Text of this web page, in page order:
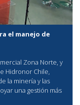
el manejo de
Zona Norte, y
Hidronor Chile,
la minería y las
una gestión más